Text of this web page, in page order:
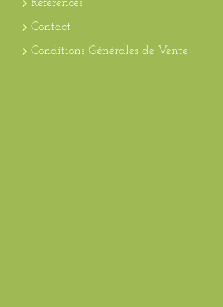
Références
Contact
Conditions Générales de Vente